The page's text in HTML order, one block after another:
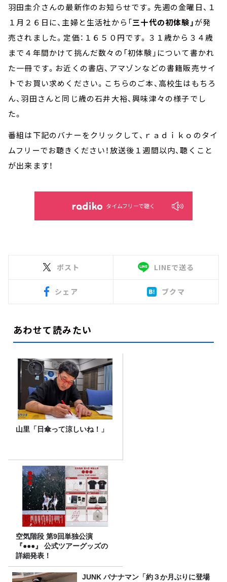
羽田圭介さんの最新作のお知らせです。先週の金曜日、１
１月２６日に、主婦と生活社から「三十代の初体験」が発
売されました。定価：１６５０円です。３１歳から３４歳
まで４年間かけて挑んだ数々の「初体験」について書かれ
た一冊です。お近くの書店、アマゾンなどの書籍販売サイ
トでお買い求めください。こちらのご本、高校生はもちろ
ん、羽田さんと同じ歳の石井大裕、興味津々の様子でし
た。
番組は下記のバナーをクリックして、ｒａｄｉｋｏのタイ
ムフリーでお聴きください！放送後１週間以内、聴くこと
が出来ます！
タイムフリーで聴く
ポスト LINEで送る
シェア ブクマ
あわせて読みたい
山里「日傘って涼しいね！」
空気階段 第9回単独公演
『●●●』 公式ツアーグッズの
詳細発表！
JUNK バナナマン「約３か月ぶりに登場